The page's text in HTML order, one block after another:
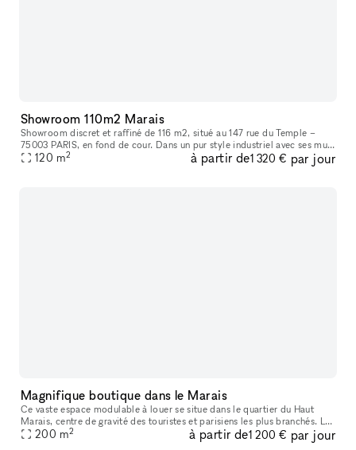
Showroom 110m2 Marais
Showroom discret et raffiné de 116 m2, situé au 147 rue du Temple –
75003 PARIS, en fond de cour. Dans un pur style industriel avec ses murs
blancs et son sol en béton, il bénéficie d’une lumière du
120 m2 à partir de1 320 € par jour
Magnifique boutique dans le Marais
Ce vaste espace modulable à louer se situe dans le quartier du Haut
Marais, centre de gravité des touristes et parisiens les plus branchés. Les
boutiques y sont pointues, les bars et restaurants, con
200 m2 à partir de1 200 € par jour